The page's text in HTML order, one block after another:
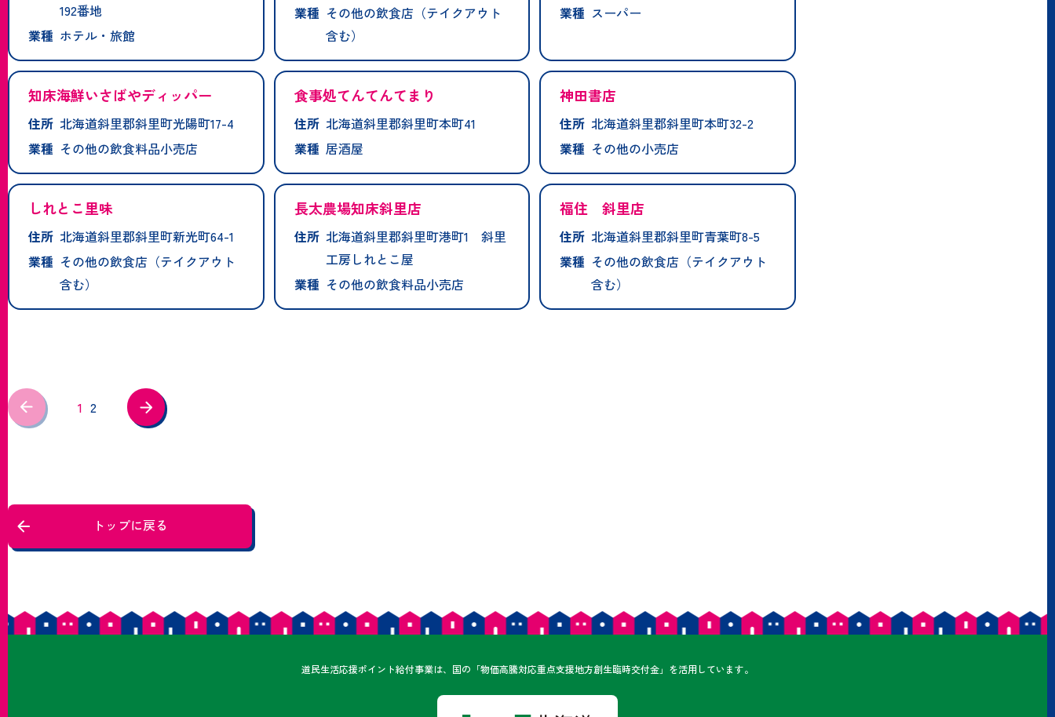
192番地
業種 ホテル・旅館
業種 その他の飲食店（テイクアウト
含む）
業種 スーパー
知床海鮮いさばやディッパー
住所 北海道斜里郡斜里町光陽町17-4
業種 その他の飲食料品小売店
食事処てんてんてまり
住所 北海道斜里郡斜里町本町41
業種 居酒屋
神田書店
住所 北海道斜里郡斜里町本町32-2
業種 その他の小売店
しれとこ里味
住所 北海道斜里郡斜里町新光町64-1
業種 その他の飲食店（テイクアウト
含む）
長太農場知床斜里店
住所 北海道斜里郡斜里町港町1 斜里
工房しれとこ屋
業種 その他の飲食料品小売店
福住 斜里店
住所 北海道斜里郡斜里町青葉町8-5
業種 その他の飲食店（テイクアウト
含む）
1 2
トップに戻る
道民どうみん
生活応援ポイント給付事業は、 国の「物価高騰対応重点支援地方創生臨時交付金」を活用しています。